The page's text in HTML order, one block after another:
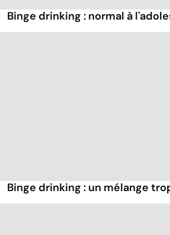
Binge drinking : normal à
Binge drinking : un mélange